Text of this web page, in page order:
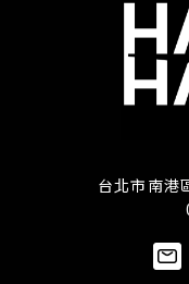
台北市南港